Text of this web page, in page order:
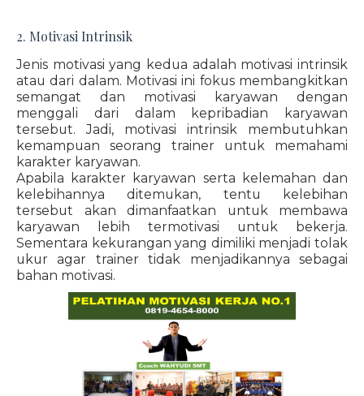
2. Motivasi Intrinsik
Jenis motivasi yang kedua adalah motivasi intrinsik
atau dari dalam. Motivasi ini fokus membangkitkan
semangat dan motivasi karyawan dengan
menggali dari dalam kepribadian karyawan
tersebut. Jadi, motivasi intrinsik membutuhkan
kemampuan seorang trainer untuk memahami
karakter karyawan.
Apabila karakter karyawan serta kelemahan dan
kelebihannya ditemukan, tentu kelebihan
tersebut akan dimanfaatkan untuk membawa
karyawan lebih termotivasi untuk bekerja.
Sementara kekurangan yang dimiliki menjadi tolak
ukur agar trainer tidak menjadikannya sebagai
bahan motivasi.